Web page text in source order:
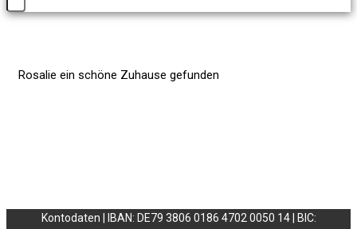
Rosalie ein schöne Zuhause gefunden
Kontodaten | IBAN: DE79 3806 0186 4702 0050 14 | BIC: